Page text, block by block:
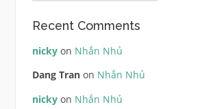
Recent Comments
nickyon Nhắn Nhủ
Dang Tranon Nhắn Nhủ
nickyon Nhắn Nhủ